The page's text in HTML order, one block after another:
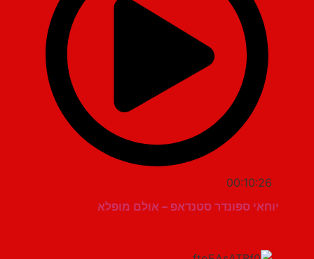
00:10:26
יוחאי ספונדר סטנדאפ – אולם מופלא